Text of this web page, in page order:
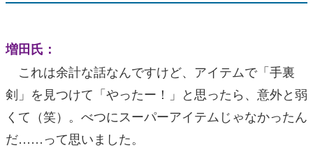
増田氏：
これは余計な話なんですけど、アイテムで「手裏
剣」を見つけて「やったー！」と思ったら、意外と弱
くて（笑）。べつにスーパーアイテムじゃなかったん
だ……って思いました。